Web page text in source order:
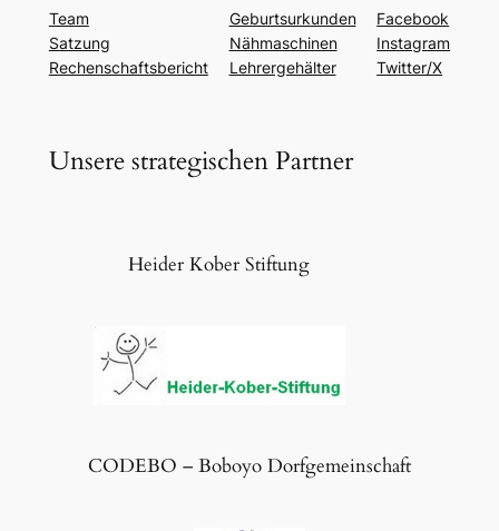
Team
Satzung
Rechenschaftsbericht
Geburtsurkunden
Nähmaschinen
Lehrergehälter
Facebook
Instagram
Twitter/X
Unsere strategischen Partner
Heider Kober Stiftung
CODEBO – Boboyo Dorfgemeinschaft